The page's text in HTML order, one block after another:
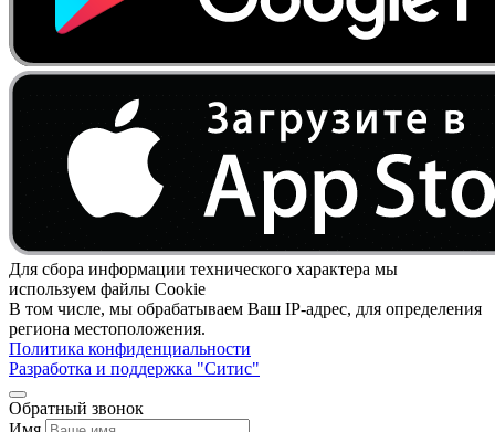
Для сбора информации технического характера мы
используем файлы Cookie
В том числе, мы обрабатываем Ваш IP-адрес, для определения
региона местоположения.
Политика конфиденциальности
Разработка и поддержка "Ситис"
Обратный звонок